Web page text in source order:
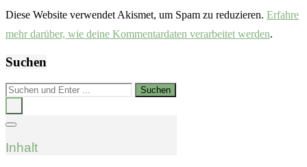
Diese Website verwendet Akismet, um Spam zu reduzieren. Erfahre
mehr darüber, wie deine Kommentardaten verarbeitet werden.
Suchen
Inhalt